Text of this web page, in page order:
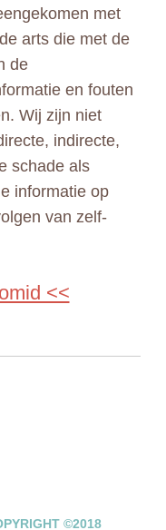
met
arts die met de
de
en fouten
Wij zijn niet
indirecte,
schade als
informatie op
van zelf-
<<
©2018